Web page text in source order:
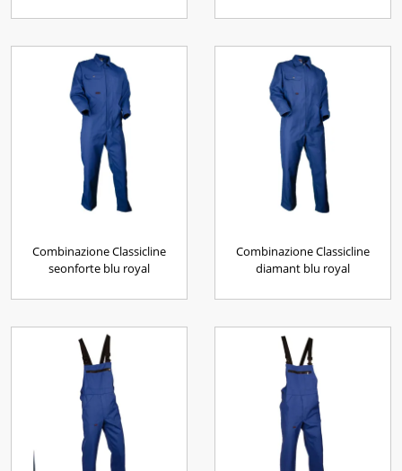
Combinazione Classicline
seonforte blu royal
Combinazione Classicline
diamant blu royal